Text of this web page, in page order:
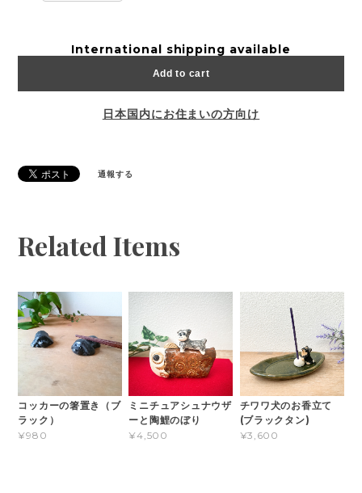
International shipping available
Add to cart
日本国内にお住まいの方向け
通報する
Related Items
コッカーの箸置き（ブ
ラック）
¥980
ミニチュアシュナウザ
ーと陶鯉のぼり
¥4,500
チワワ犬のお香立て
(ブラックタン)
¥3,600